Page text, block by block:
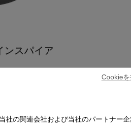
ンスパイア
社の関連会社および当社のパートナー
Cookie